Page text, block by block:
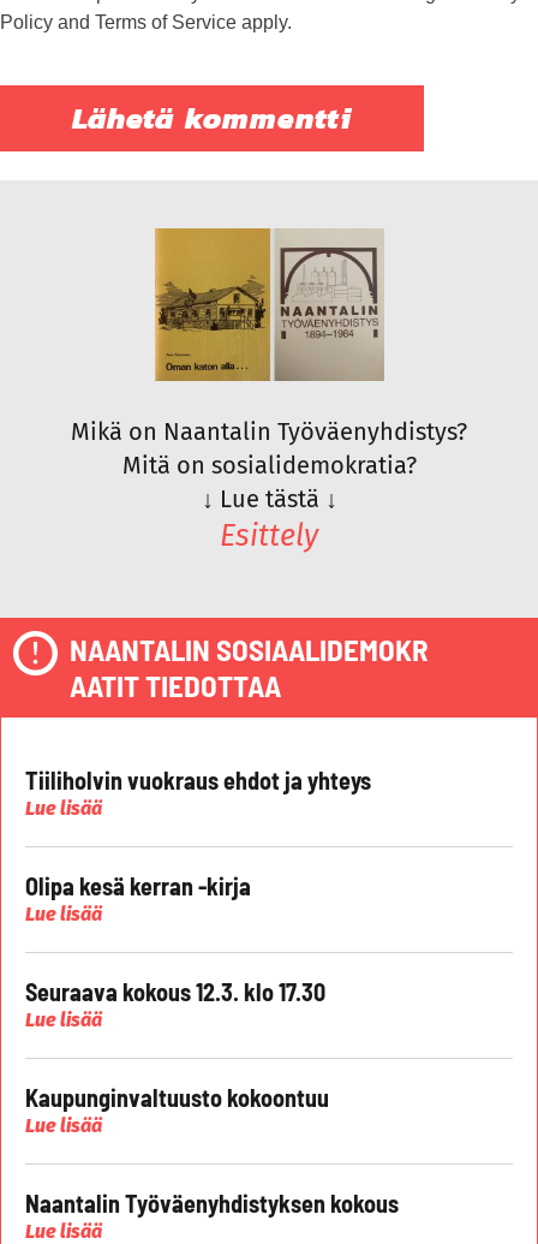
Policy and Terms of Service apply.
Mikä on Naantalin Työväenyhdistys?
Mitä on sosialidemokratia?
↓ Lue tästä ↓
Esittely
NAANTALIN SOSIAALIDEMOKR
AATIT TIEDOTTAA
Tiiliholvin vuokraus ehdot ja yhteys
Lue lisää
Olipa kesä kerran -kirja
Lue lisää
Seuraava kokous 12.3. klo 17.30
Lue lisää
Kaupunginvaltuusto kokoontuu
Lue lisää
Naantalin Työväenyhdistyksen kokous
Lue lisää